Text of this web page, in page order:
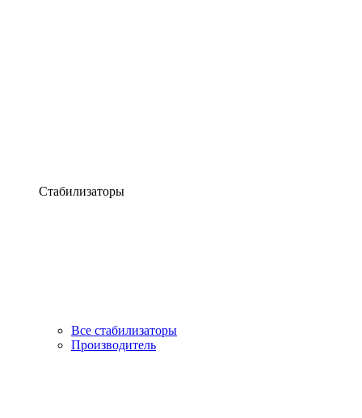
Стабилизаторы
Все стабилизаторы
Производитель